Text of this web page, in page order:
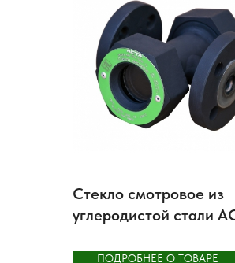
Стекло смотровое из
углеродистой стали
ПОДРОБНЕЕ О ТОВАРЕ